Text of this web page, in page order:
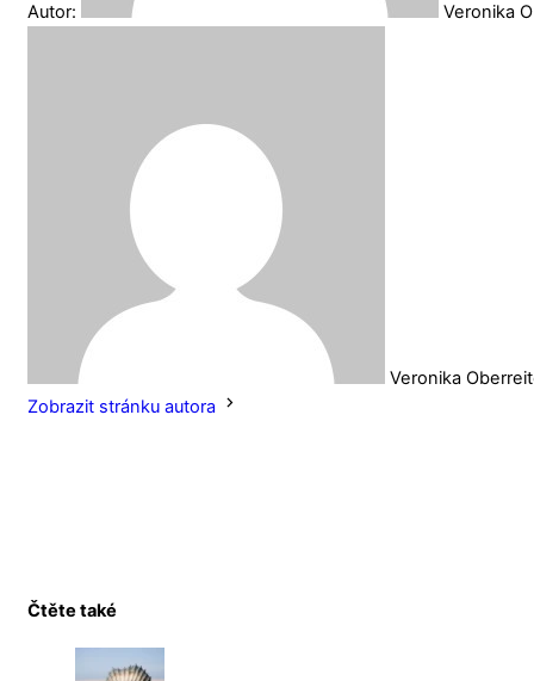
Autor: Veronika
Veronika
Zobrazit stránku autora
Čtěte také